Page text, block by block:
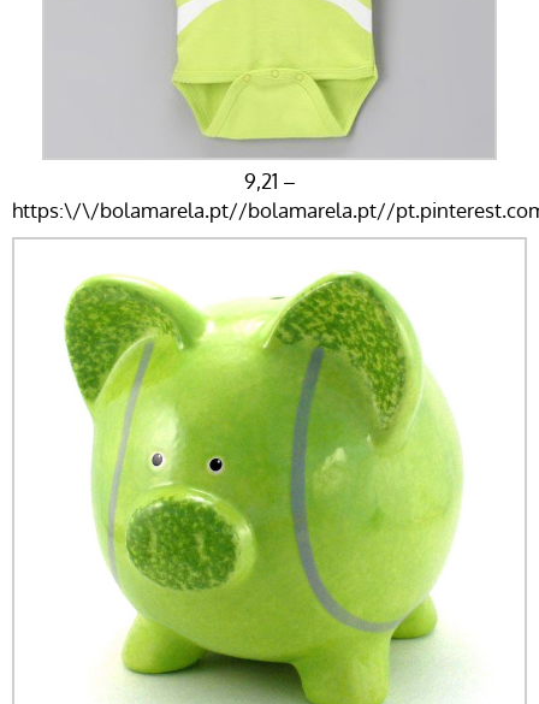
9,21 –
https:\/\/bolamarela.pt//bolamarela.pt//